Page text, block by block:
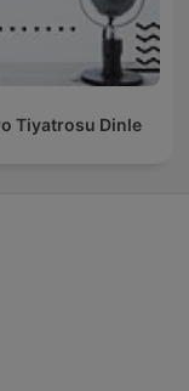
Tiyatrosu Dinle